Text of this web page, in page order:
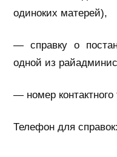
одиноких матерей),
— справку о
одной из
— номер
Телефон для